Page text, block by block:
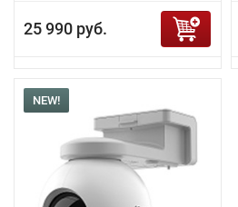
25 990 руб.
NEW!